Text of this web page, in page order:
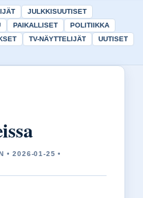
JULKKISUUTISET
PAIKALLISET
POLITIIKKA
TV-NÄYTTELIJÄT
UUTISET
• 2026-01-25 •